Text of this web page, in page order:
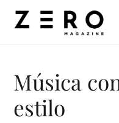
Música
estilo